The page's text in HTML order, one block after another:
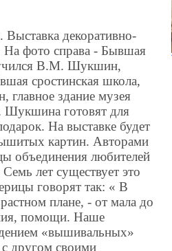
декоративно-
На фото справа - Бывшая
учился В.М. Шукшин,
сростинская школа,
здание музея
готовят для
На выставке будет
картин. Авторами
объединения любителей
лет существует это
говорят так: « В
плане, - от мала до
помощи. Наше
«вышивальных»
другом своими